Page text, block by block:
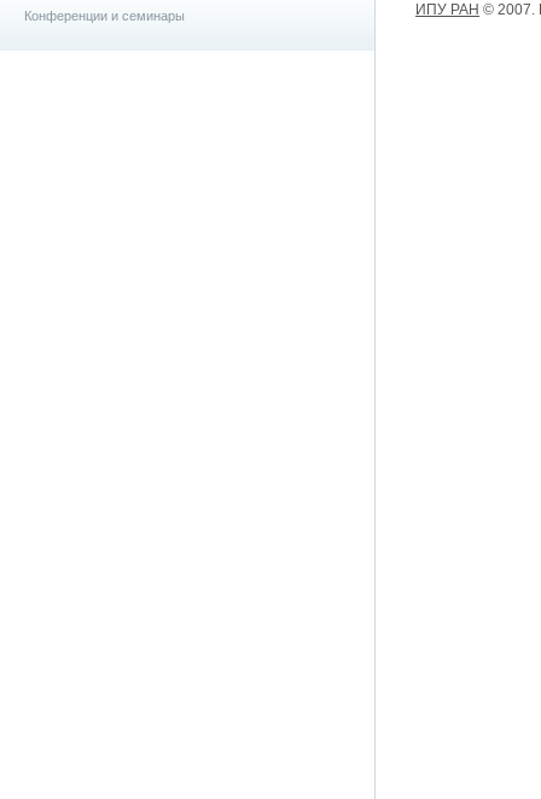
Конференции и семинары ИПУ РАН © 2007.